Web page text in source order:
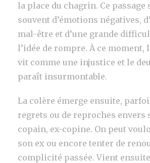
la place du chagrin. Ce passage
souvent d’émotions négatives,
mal-être et d’une grande
l’idée de rompre. À ce moment,
vit comme une injustice et le
paraît insurmontable.
La colère émerge ensuite,
regrets ou de reproches envers
copain, ex-copine. On peut
son ex ou encore tenter de
complicité passée. Vient